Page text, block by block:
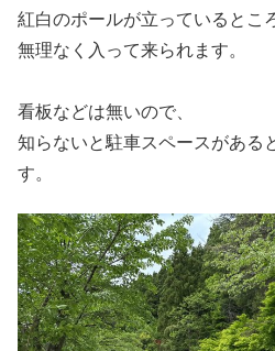
紅白のポールが立っているとこ
無理なく入って来られます。
看板などは無いので、
知らないと駐車スペースがある
す。